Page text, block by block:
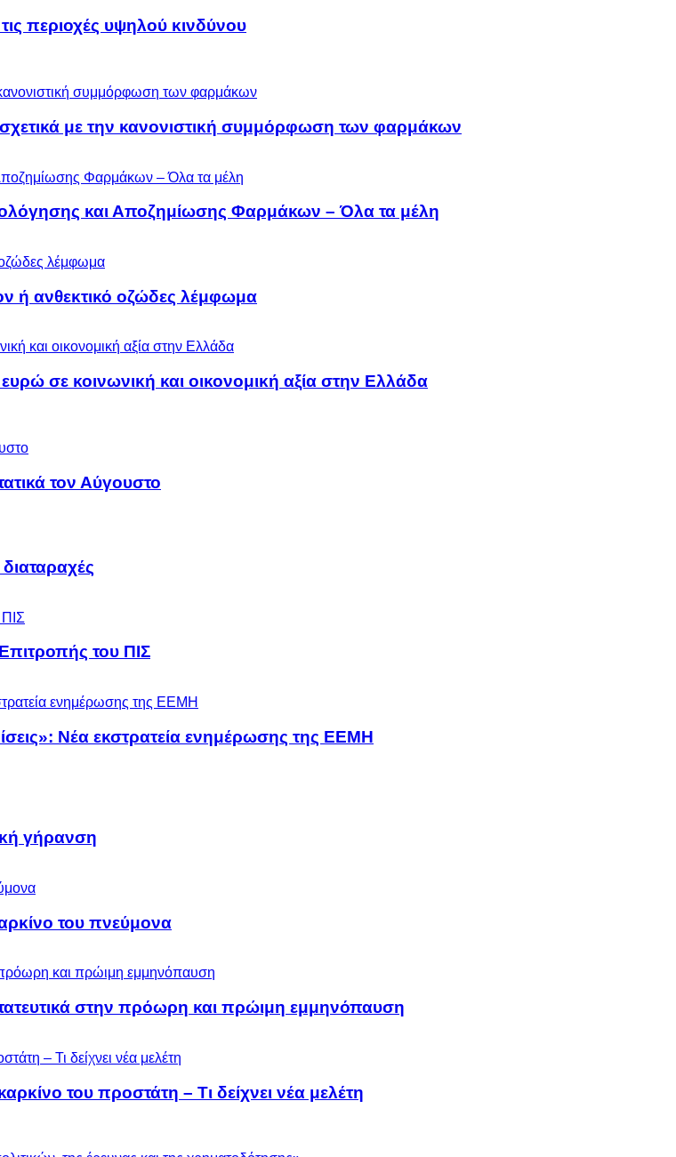
περιοχές υψηλού κινδύνου
με την κανονιστική συμμόρφωση των φαρμάκων
και Αποζημίωσης Φαρμάκων – Όλα τα μέλη
ή ανθεκτικό οζώδες λέμφωμα
σε κοινωνική και οικονομική αξία στην Ελλάδα
τον Αύγουστο
διαταραχές
του ΠΙΣ
Νέα εκστρατεία ενημέρωσης της ΕΕΜΗ
γήρανση
του πνεύμονα
στην πρόωρη και πρώιμη εμμηνόπαυση
του προστάτη – Τι δείχνει νέα μελέτη